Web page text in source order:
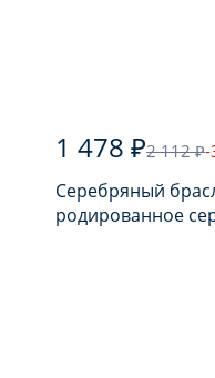
1 478 ₽2 112 ₽-
Серебряный
родированное